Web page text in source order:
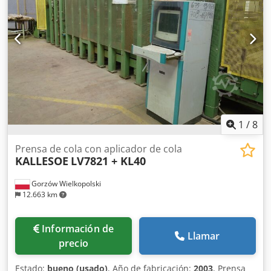
WEINIG, longitud de la máquina 415 cm máquina revisada
en estado original
1 /8
Gorzów Wielkopolski
12.663 km
Prensa de cola con aplicador de cola
KALLESOE LV7821 + KL40
Información de
precio
Llamar
Estado: bueno (usado), Año de fabricación: 2003, Prensa